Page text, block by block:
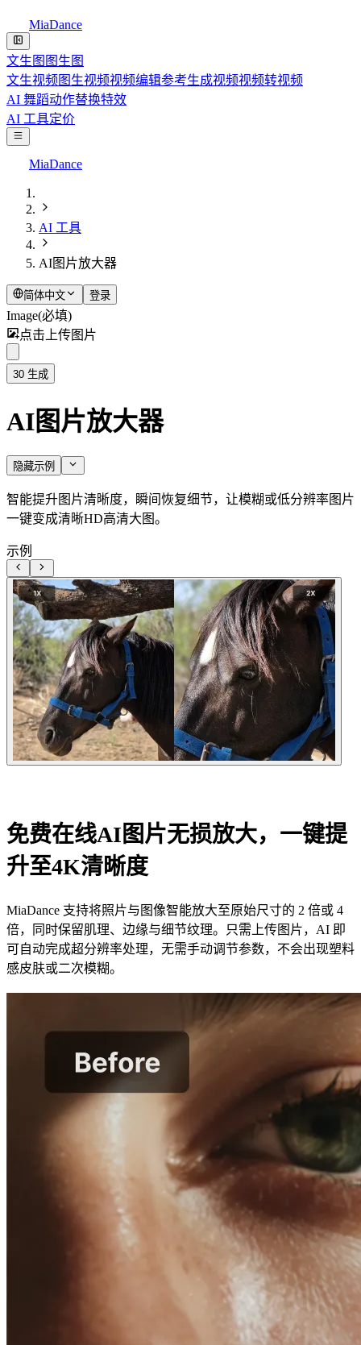
MiaDance
文生图 图生图
文生视频 图生视频视频编辑参考生成视频视频转视频
AI 舞蹈动作替换特效
AI 工具定价
MiaDance
AI 工具
AI图片放大器
简体中文 登录
Image(必填)
点击上传图片
30 生成
AI图片放大器
隐藏示例
智能提升图片清晰度，瞬间恢复细节，让模糊或低分辨率图片
一键变成清晰HD高清大图。
示例
免费在线AI图片无损放大，一键提
升至4K清晰度
MiaDance 支持将照片与图像智能放大至原始尺寸的 2 倍或 4
倍，同时保留肌理、边缘与细节纹理。只需上传图片，AI 即
可自动完成超分辨率处理，无需手动调节参数，不会出现塑料
感皮肤或二次模糊。